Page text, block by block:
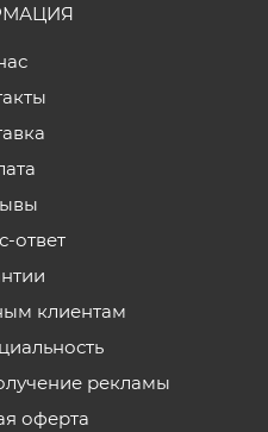
ответ
клиентам
рекламы
оферта